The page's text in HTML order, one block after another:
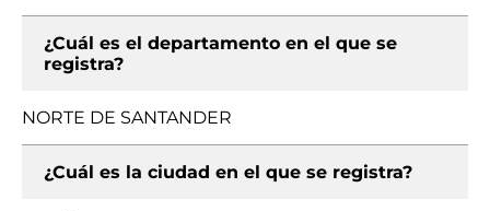
¿Cuál es el departamento en el que se
registra?
NORTE DE SANTANDER
¿Cuál es la ciudad en el que se registra?